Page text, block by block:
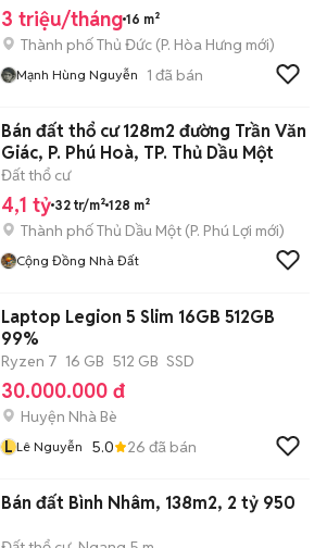
3 triệu/tháng 16 m²
Thành phố Thủ Đức (P. Hòa Hưng mới)
Mạnh Hùng Nguyễn 1 đã bán
Bán đất thổ cư 128m2 đường Trần Văn
Giác, P. Phú Hoà, TP. Thủ Dầu Một
Đất thổ cư
4,1 tỷ 32 tr/m² 128 m²
Thành phố Thủ Dầu Một (P. Phú Lợi mới)
Cộng Đồng Nhà Đất
Laptop Legion 5 Slim 16GB 512GB
99%
Ryzen 7 16 GB 512 GB SSD
30.000.000 đ
Huyện Nhà Bè
L Lê Nguyễn 5.0 26 đã bán
Bán đất Bình Nhâm, 138m2, 2 tỷ 950